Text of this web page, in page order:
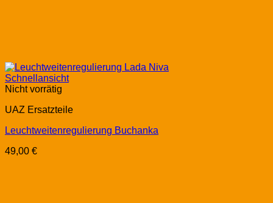
Schnellansicht
Nicht vorrätig
UAZ Ersatzteile
Leuchtweitenregulierung Buchanka
49,00 €